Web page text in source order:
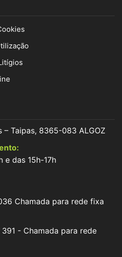
– Taipas, 8365-083 ALGOZ
e das 15h-17h
Chamada para rede fixa
391 - Chamada para rede